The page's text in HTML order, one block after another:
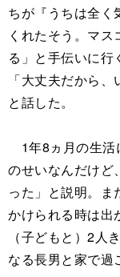
ちが『うちは全く
くれたそう。マ
る」と手伝いに行
「大丈夫だから
と話した。
1年8ヵ月の生活
のせいなんだけど
った」と説明。ま
かけられる時は出
（子どもと）2人
なる長男と家で過